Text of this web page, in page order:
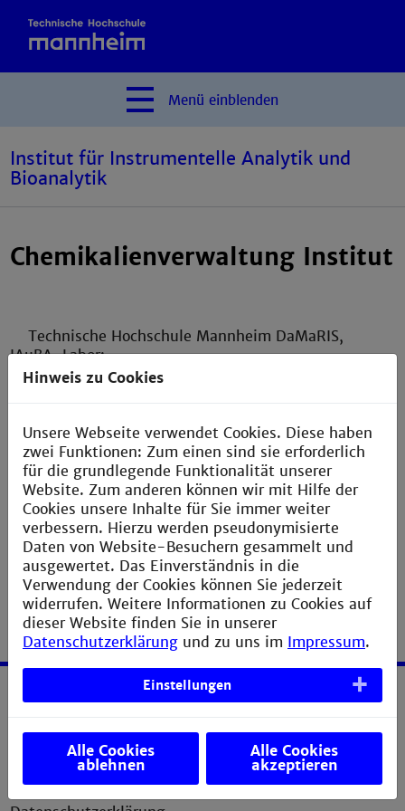
Menü einblenden
Institut für Instrumentelle Analytik und
Bioanalytik
Chemikalienverwaltung Institut
Technische Hochschule Mannheim DaMaRIS,
IAuBA-Labor:
Benutzername:iastud
Kennwort:IA-LaborXXXX
Impressum
Erklärung zur Barrierefreiheit
Hinweis zu Cookies
Unsere Webseite verwendet Cookies. Diese haben
zwei Funktionen: Zum einen sind sie erforderlich
für die grundlegende Funktionalität unserer
Website. Zum anderen können wir mit Hilfe der
Cookies unsere Inhalte für Sie immer weiter
verbessern. Hierzu werden pseudonymisierte
Daten von Website-Besuchern gesammelt und
ausgewertet. Das Einverständnis in die
Verwendung der Cookies können Sie jederzeit
widerrufen. Weitere Informationen zu Cookies auf
dieser Website finden Sie in unserer
Datenschutzerklärung und zu uns im Impressum.
Einstellungen
Alle Cookies
ablehnen
Alle Cookies
akzeptieren